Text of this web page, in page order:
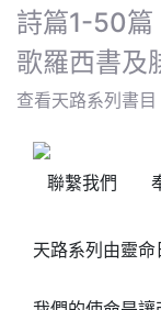
詩篇1-50篇
歌羅西書及
查看天路系列書目
聯繫我們
天路系列由靈命